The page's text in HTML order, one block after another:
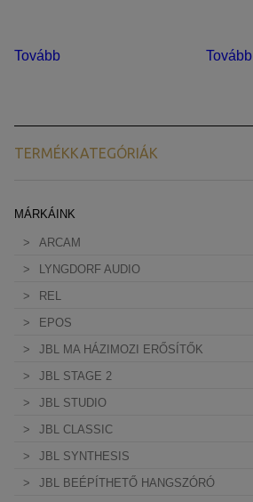
Tovább Tovább
TERMÉKKATEGÓRIÁK
MÁRKÁINK
ARCAM
LYNGDORF AUDIO
REL
EPOS
JBL MA HÁZIMOZI ERŐSÍTŐK
JBL STAGE 2
JBL STUDIO
JBL CLASSIC
JBL SYNTHESIS
JBL BEÉPÍTHETŐ HANGSZÓRÓ